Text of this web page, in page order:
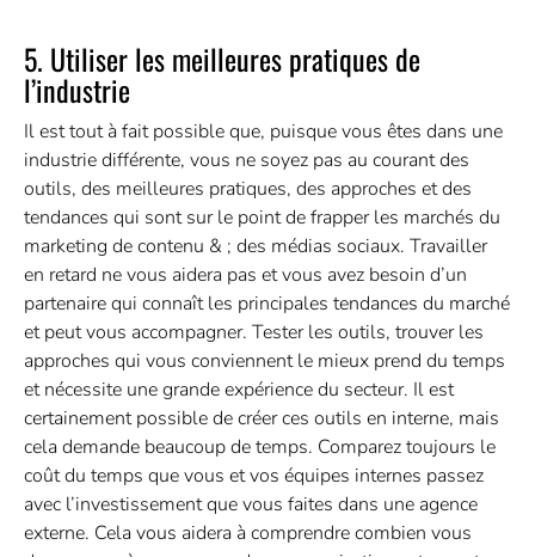
5. Utiliser les meilleures pratiques de
l’industrie
Il est tout à fait possible que, puisque vous êtes dans une
industrie différente, vous ne soyez pas au courant des
outils, des meilleures pratiques, des approches et des
tendances qui sont sur le point de frapper les marchés du
marketing de contenu & ; des médias sociaux. Travailler
en retard ne vous aidera pas et vous avez besoin d’un
partenaire qui connaît les principales tendances du marché
et peut vous accompagner. Tester les outils, trouver les
approches qui vous conviennent le mieux prend du temps
et nécessite une grande expérience du secteur. Il est
certainement possible de créer ces outils en interne, mais
cela demande beaucoup de temps. Comparez toujours le
coût du temps que vous et vos équipes internes passez
avec l’investissement que vous faites dans une agence
externe. Cela vous aidera à comprendre combien vous